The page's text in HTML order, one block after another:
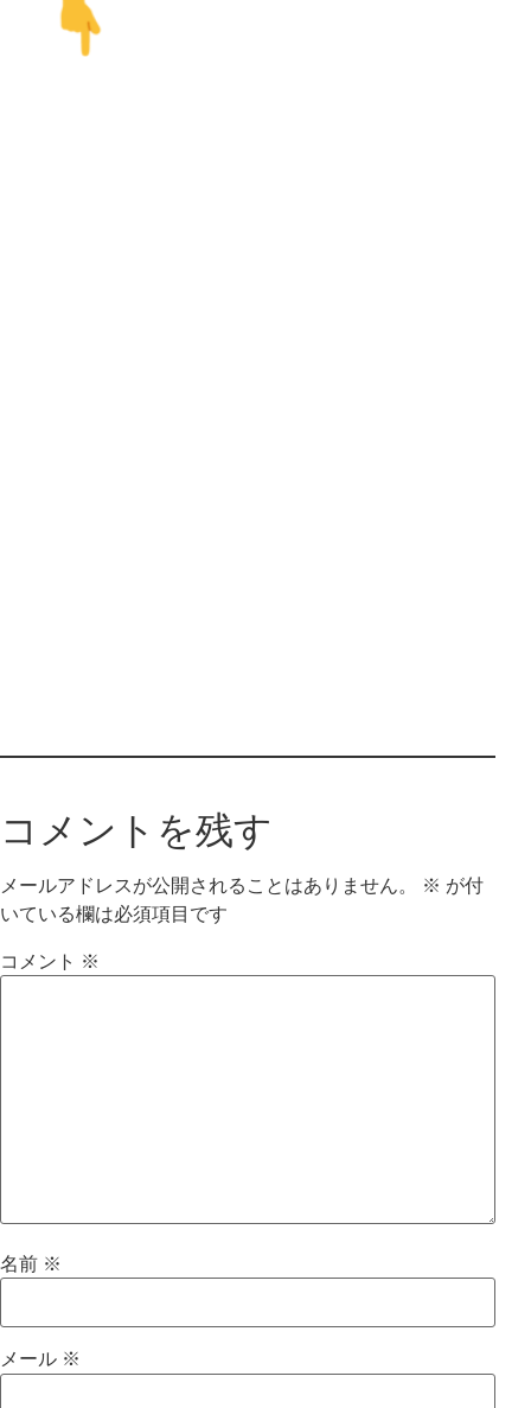
コメントを残す
メールアドレスが公開されることはありません。 ※ が付
いている欄は必須項目です
コメント ※
名前 ※
メール ※